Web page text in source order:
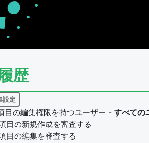
歴
設定
目の編集権限を持つユーザー - すべての
目の新規作成を審査する
目の編集を審査する